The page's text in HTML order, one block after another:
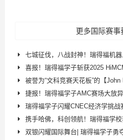
更多国际赛事
七城征伐，八战封神！瑞得福机器人社团半
喜报！瑞得福学子斩获2025 HiMCM
被誉为“文科竞赛天花板”的【John Locke论文
捷报！瑞得福学子AMC赛场大放异彩
瑞得福学子闪耀CNEC经济学挑战赛，四支队伍
携手哈佛，科创领航！瑞得福学校获哈
双银闪耀国际舞台| 瑞得福学子勇夺【第十三届